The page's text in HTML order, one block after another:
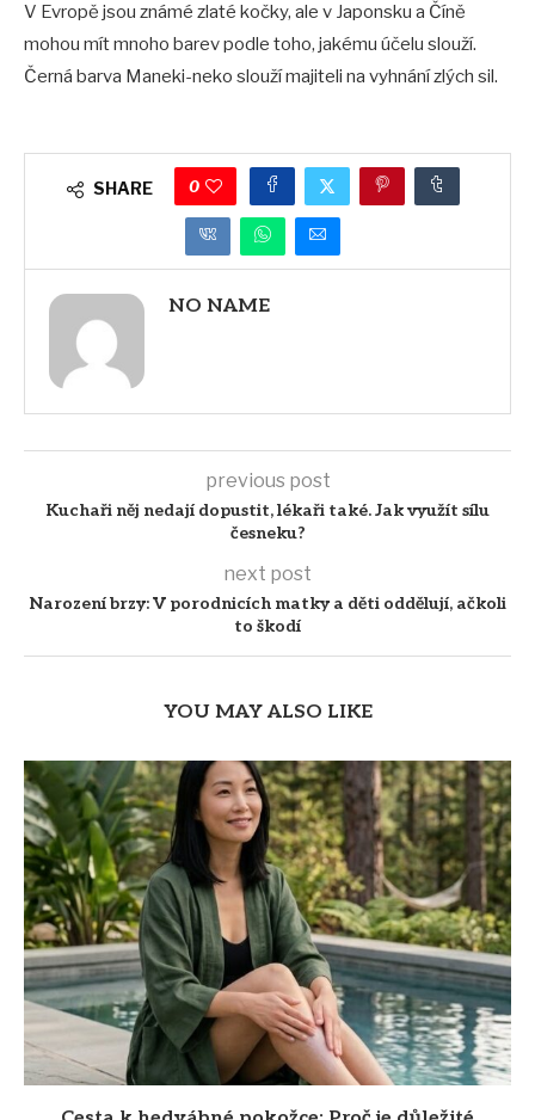
V Evropě jsou známé zlaté kočky, ale v Japonsku a Číně
mohou mít mnoho barev podle toho, jakému účelu slouží.
Černá barva Maneki-neko slouží majiteli na vyhnání zlých sil.
SHARE 0
NO NAME
previous post
Kuchaři něj nedají dopustit, lékaři také. Jak využít sílu
česneku?
next post
Narození brzy: V porodnicích matky a děti oddělují, ačkoli
to škodí
YOU MAY ALSO LIKE